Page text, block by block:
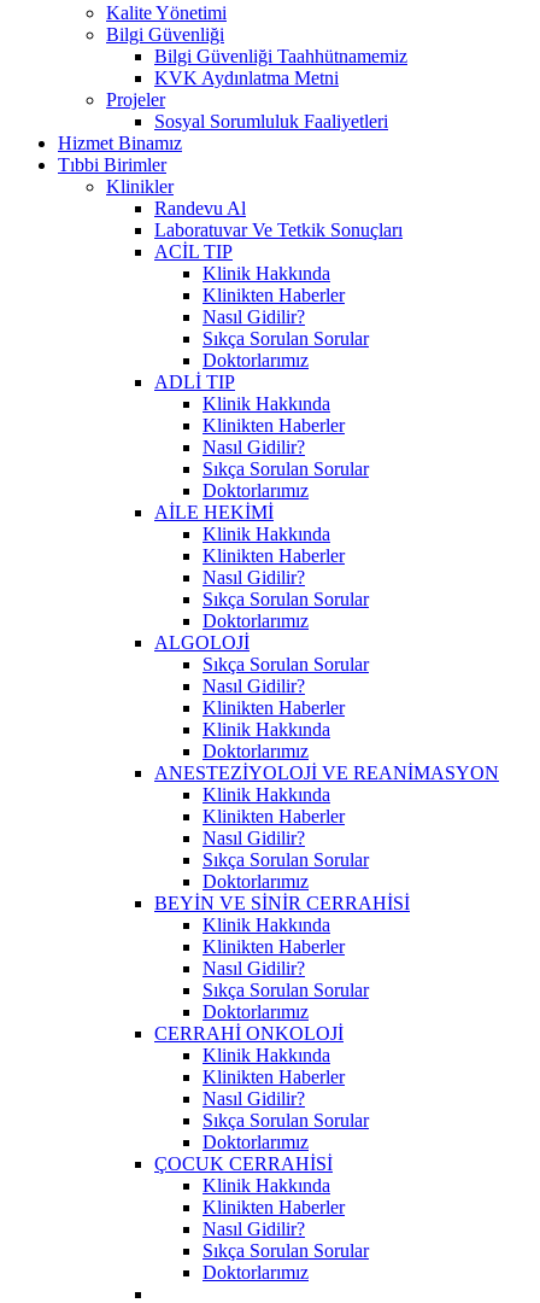
Kalite Yönetimi
Bilgi Güvenliği
Bilgi Güvenliği Taahhütnamemiz
KVK Aydınlatma Metni
Projeler
Sosyal Sorumluluk Faaliyetleri
Hizmet Binamız
Tıbbi Birimler
Klinikler
Randevu Al
Laboratuvar Ve Tetkik Sonuçları
ACİL TIP
Klinik Hakkında
Klinikten Haberler
Nasıl Gidilir?
Sıkça Sorulan Sorular
Doktorlarımız
ADLİ TIP
Klinik Hakkında
Klinikten Haberler
Nasıl Gidilir?
Sıkça Sorulan Sorular
Doktorlarımız
AİLE HEKİMİ
Klinik Hakkında
Klinikten Haberler
Nasıl Gidilir?
Sıkça Sorulan Sorular
Doktorlarımız
ALGOLOJİ
Sıkça Sorulan Sorular
Nasıl Gidilir?
Klinikten Haberler
Klinik Hakkında
Doktorlarımız
ANESTEZİYOLOJİ VE REANİMASYON
Klinik Hakkında
Klinikten Haberler
Nasıl Gidilir?
Sıkça Sorulan Sorular
Doktorlarımız
BEYİN VE SİNİR CERRAHİSİ
Klinik Hakkında
Klinikten Haberler
Nasıl Gidilir?
Sıkça Sorulan Sorular
Doktorlarımız
CERRAHİ ONKOLOJİ
Klinik Hakkında
Klinikten Haberler
Nasıl Gidilir?
Sıkça Sorulan Sorular
Doktorlarımız
ÇOCUK CERRAHİSİ
Klinik Hakkında
Klinikten Haberler
Nasıl Gidilir?
Sıkça Sorulan Sorular
Doktorlarımız